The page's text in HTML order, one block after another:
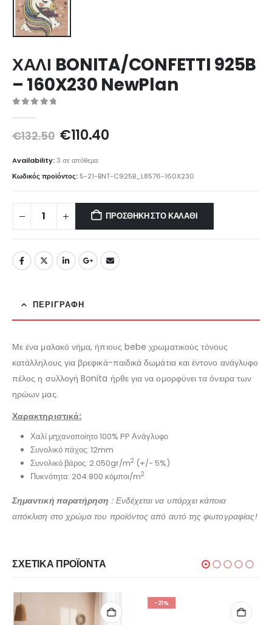
ΧΑΛΙ BONITA/CONFETTI 925B
– 160X230 NewPlan
€132.50 Original
was:
€132.50.
€110.40Η
είναι:
€110.40.
Availability:3 σε απόθεμα
Κωδικός προϊόντος: 5-21-BNT-C925B_L8576-160X230
ΠΡΟΣΘΉΚΗ ΣΤΟ ΚΑΛΆΘΙ
ΠΕΡΙΓΡΑΦΉ
Με ένα μαλακό νήμα, ήπιους bebe χρωματικούς τόνους
κατάλληλους για βρεφικά-παιδικά δωμάτια και έντονο ανάγλυφο
πέλος η συλλογή Bonita ήρθε για να ομορφύνει τα όνειρα των
ηρώων μας.
Χαρακτηριστικά:
Χαλί μηχανοποίητο 100% PP Ανάγλυφο
Συνολικό πάχος: 12mm
Συνολικό βάρος: 2.050gr/m2 (+/- 5%)
Πυκνότητα: 204.800 κόμποι/m2
Σημαντική παρατήρηση : Ενδέχεται να υπάρχει κάποια
απόκλιση στο χρώμα του προϊόντος από αυτό της φωτογραφίας!
ΣΧΕΤΙΚΆ ΠΡΟΪΌΝΤΑ
-21%